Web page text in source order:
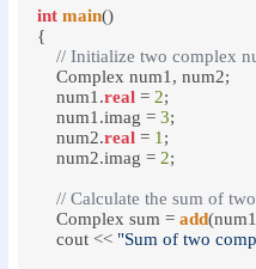
int main()
{
// Initialize two complex
    Complex num1, num2;
    num1.
real = 2;
    num1.imag =
3;
    num2.
real = 1;
    num2.imag =
2;
// Calculate the sum of
    Complex sum =
add
    cout <<
"Sum of two